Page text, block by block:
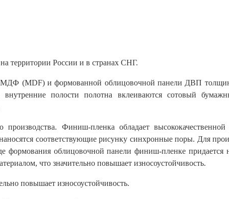
территории России и в странах СНГ.
МДФ (MDF) и формованной облицовочной панели ДВП
полости полотна вклеиваются сотовый
производства. Финиш-пленка обладает
соответствующие рисунку синхронные поры. Для
формования облицовочной панели финиш-пленке придается
что значительно повышает износоустойчивость.
повышает износоустойчивость.